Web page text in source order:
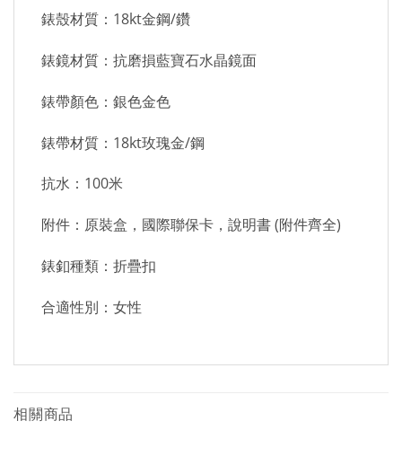
錶殼材質：18kt金鋼/鑽
錶鏡材質：抗磨損藍寶石水晶鏡面
錶帶顏色：銀色金色
錶帶材質：18kt玫瑰金/鋼
抗水：100米
附件：原裝盒，國際聯保卡，說明書 (附件齊全)
錶釦種類：折疊扣
合適性別：女性
相關商品